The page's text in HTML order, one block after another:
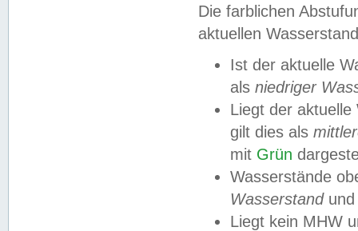
Die farblichen
aktuellen
Ist der aktuelle
als niedriger
Liegt der
gilt dies als
mit Grün
Wasserstände
Wasserstandund
Liegt kein MHW